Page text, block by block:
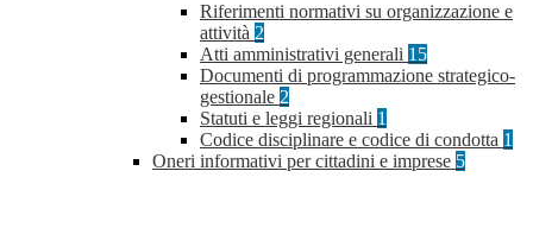
Riferimenti normativi su organizzazione e
attività 2
Atti amministrativi generali 15
Documenti di programmazione strategico-
gestionale 2
Statuti e leggi regionali 1
Codice disciplinare e codice di condotta 1
Oneri informativi per cittadini e imprese 5